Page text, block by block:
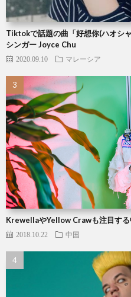
Tiktokで話題の曲「好想你(ハオシ
シンガー Joyce Chu
2020.09.10 マレーシア
KrewellaやYellow Crawも注目する
2018.10.22 中国